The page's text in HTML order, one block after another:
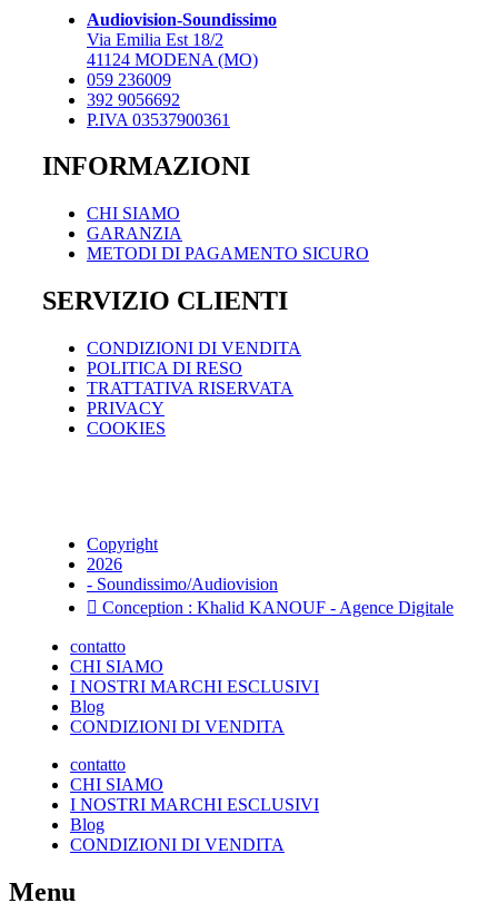
possono
essere
scelte
pagina
prodotto
Audiovision-Soundissimo
Via Emilia Est 18/2
41124 MODENA (MO)
059 236009
392 9056692
P.IVA 03537900361
INFORMAZIONI
CHI SIAMO
GARANZIA
METODI DI PAGAMENTO SICURO
SERVIZIO CLIENTI
CONDIZIONI DI VENDITA
POLITICA DI RESO
TRATTATIVA RISERVATA
PRIVACY
COOKIES
Copyright
2026
- Soundissimo/Audiovision
Conception : Khalid KANOUF - Agence Digitale
contatto
CHI SIAMO
I NOSTRI MARCHI ESCLUSIVI
Blog
CONDIZIONI DI VENDITA
contatto
CHI SIAMO
I NOSTRI MARCHI ESCLUSIVI
Blog
CONDIZIONI DI VENDITA
Menu